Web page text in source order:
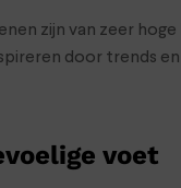
zijn van zeer
door trends
voet